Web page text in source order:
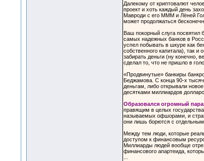
Далекому от криптовалют
проект и хоть каждый день
Мавроди с его МММ и Лёней
может продолжаться
Ваш покорный слуга посвятил
самых надежных банков в
успел побывать в шкуре как
собственного капитала), так
забирать деньги (ну конечно,
сделал то, что не пришло в
«Продвинутые» банкиры
Беджамова. С конца 90-х
деньгам, либо открывали
десятками миллиардов
Образовался огромный
правящим в целых
называемых офшорами, и
они лишь борются с
Между тем люди, которые
доступом к финансовым
Миллиарды людей вообще
финансового апартеида,